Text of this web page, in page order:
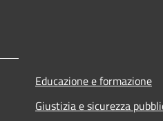
Educazione e formazione
Giustizia e sicurezza